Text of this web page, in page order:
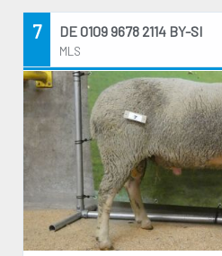
7 DE 0109 9678 2114 BY-SI
MLS